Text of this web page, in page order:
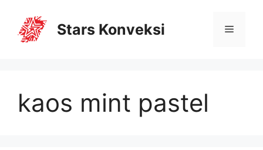
Stars Konveksi
kaos mint pastel